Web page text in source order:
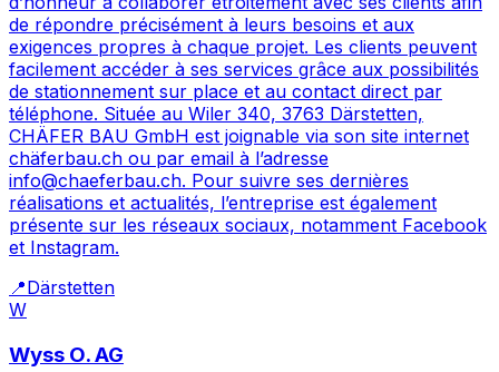
de répondre précisément à leurs besoins et aux
exigences propres à chaque projet. Les clients peuvent
facilement accéder à ses services grâce aux possibilités
de stationnement sur place et au contact direct par
téléphone. Située au Wiler 340, 3763 Därstetten,
CHÄFER BAU GmbH est joignable via son site internet
chäferbau.ch ou par email à l’adresse
info@chaeferbau.ch. Pour suivre ses dernières
réalisations et actualités, l’entreprise est également
présente sur les réseaux sociaux, notamment Facebook
et Instagram.
📍Därstetten
W
Wyss O. AG